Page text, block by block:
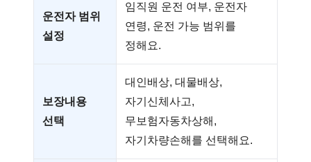
운전자 범위
설정
임직원 운전 여부, 운전자
연령, 운전 가능 범위를
정해요.
보장내용
선택
대인배상, 대물배상,
자기신체사고,
무보험자동차상해,
자기차량손해를 선택해요.